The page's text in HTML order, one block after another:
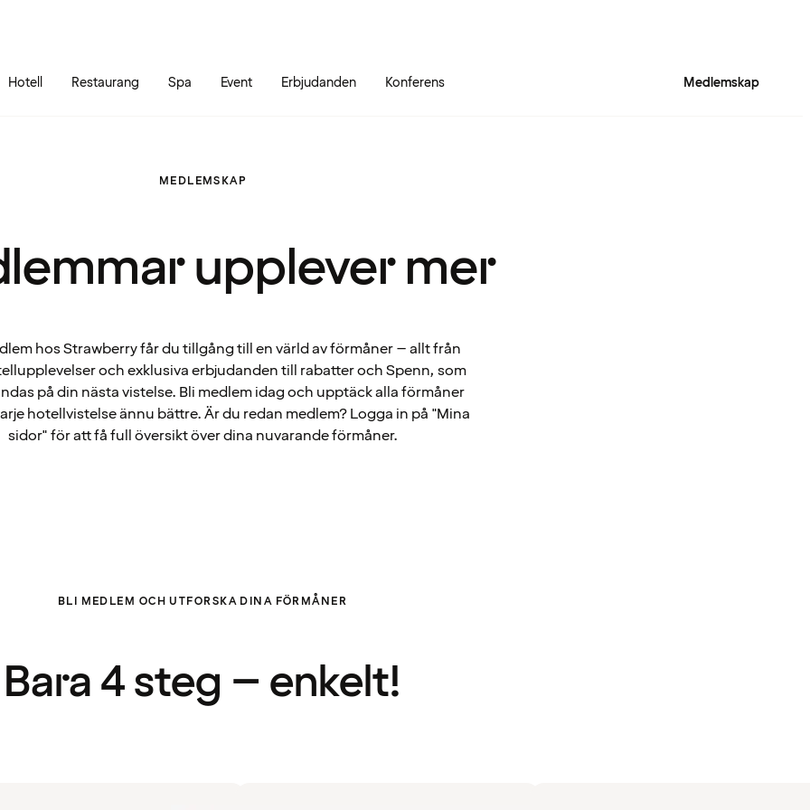
Hotell Restaurang Spa Event Erbjudanden Konferens Medlemskap
MEDLEMSKAP
upplever mer
hos Strawberry får du tillgång till en värld av förmåner – allt från
och exklusiva erbjudanden till rabatter och Spenn, som
på din nästa vistelse. Bli medlem idag och upptäck alla förmåner
hotellvistelse ännu bättre. Är du redan medlem? Logga in på "Mina
sidor" för att få full översikt över dina nuvarande förmåner.
BLI MEDLEM OCH UTFORSKA DINA FÖRMÅNER
Bara 4 steg – enkelt!